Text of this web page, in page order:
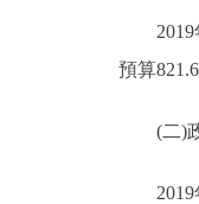
2019年
預算
(二)政
2019年